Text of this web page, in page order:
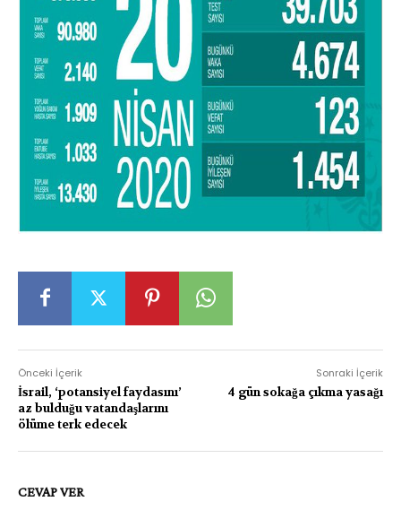
Önceki İçerik
İsrail, ‘potansiyel faydasını’
az bulduğu vatandaşlarını
ölüme terk edecek
Sonraki İçerik
4 gün sokağa çıkma yasağı
CEVAP VER